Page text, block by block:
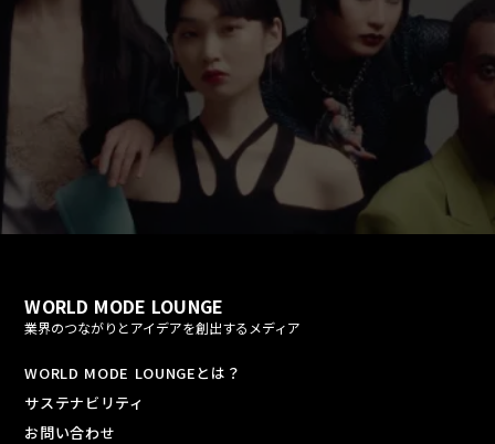
WORLD MODE LOUNGE
業界のつながりとアイデアを創出するメディア
WORLD MODE LOUNGEとは？
サステナビリティ
お問い合わせ